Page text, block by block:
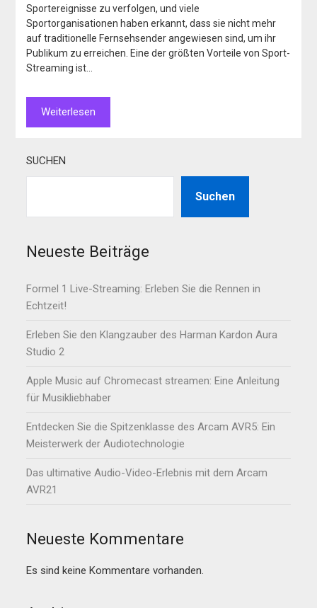
Sportereignisse zu verfolgen, und viele
Sportorganisationen haben erkannt, dass sie nicht mehr
auf traditionelle Fernsehsender angewiesen sind, um ihr
Publikum zu erreichen. Eine der größten Vorteile von Sport-
Streaming ist…
Weiterlesen
SUCHEN
Suchen
Neueste Beiträge
Formel 1 Live-Streaming: Erleben Sie die Rennen in
Echtzeit!
Erleben Sie den Klangzauber des Harman Kardon Aura
Studio 2
Apple Music auf Chromecast streamen: Eine Anleitung
für Musikliebhaber
Entdecken Sie die Spitzenklasse des Arcam AVR5: Ein
Meisterwerk der Audiotechnologie
Das ultimative Audio-Video-Erlebnis mit dem Arcam
AVR21
Neueste Kommentare
Es sind keine Kommentare vorhanden.